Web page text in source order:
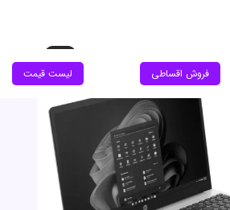
فروش اقساطی لیست قیمت
جدید